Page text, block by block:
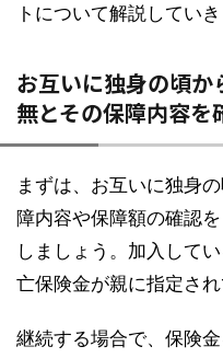
トについて解説していき
お互いに独身の頃か
無とその保障内容を
まずは、お互いに独身
障内容や保障額の確認
しましょう。加入して
亡保険金が親に指定され
継続する場合で、保険